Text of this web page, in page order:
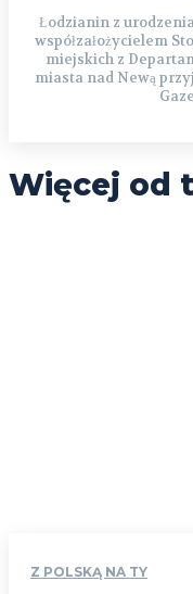
Łodzianin z
współzałożycielem
miejskich z
miasta nad Newą
Więcej od
Z POLSKĄ NA TY